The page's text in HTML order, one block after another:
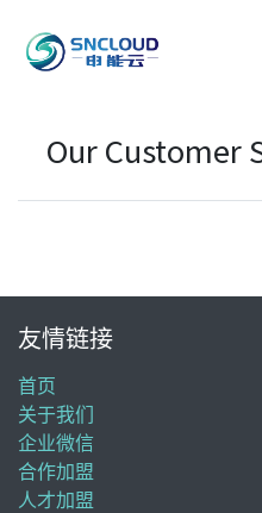
Our Customer
友情链接
首页
关于我们
企业微信
合作加盟
人才加盟